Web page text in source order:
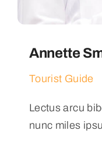
Annette
Tourist Guide
Lectus arcu
nunc miles